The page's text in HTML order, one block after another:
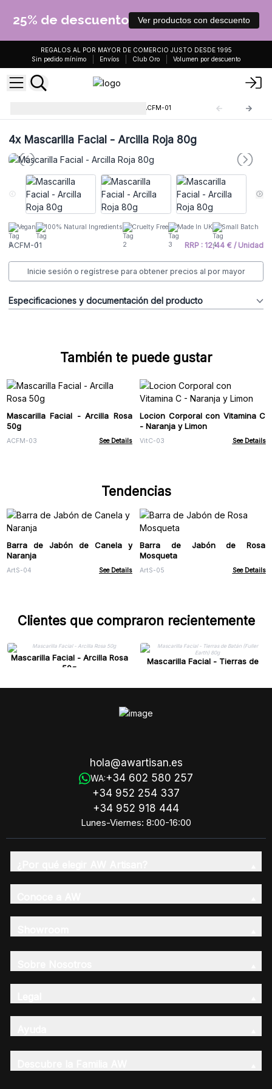
25% de descuento Ver productos con descuento
REGALOS AL POR MAYOR DE COMERCIO JUSTO DESDE 1995
Sin pedido mínimo
Envíos Club Oro Volumen por descuento
ACFM-01
4xMascarilla Facial - Arcilla Roja 80g
Vegan 100% Natural Ingredients Cruelty Free Made In UK Small Batch
ACFM-01 RRP : 12,44 € / Unidad
Inicie sesión o regístrese para obtener precios al por mayor
Especificaciones y documentación del producto
También te puede gustar
Mascarilla Facial - Arcilla Rosa
50g
ACFM-03 See Details
Locion Corporal con Vitamina C
- Naranja y Limon
VitC-03 See Details
Tendencias
Barra de Jabón de Canela y
Naranja
ArtS-04 See Details
Barra de Jabón de Rosa
Mosqueta
ArtS-05 See Details
Clientes que compraron recientemente
Mascarilla Facial - Arcilla Rosa
50g
Mascarilla Facial - Tierras de
hola@awartisan.es
WA:+34 602 580 257
+34 952 254 337
+34 952 918 444
Lunes-Viernes: 8:00-16:00